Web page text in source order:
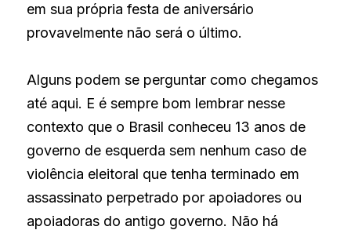
em sua própria festa de aniversário
provavelmente não será o último.
Alguns podem se perguntar como chegamos
até aqui. E é sempre bom lembrar nesse
contexto que o Brasil conheceu 13 anos de
governo de esquerda sem nenhum caso de
violência eleitoral que tenha terminado em
assassinato perpetrado por apoiadores ou
apoiadoras do antigo governo. Não há